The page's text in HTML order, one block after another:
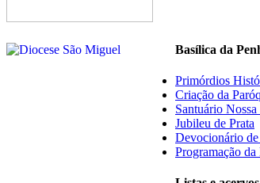
Basílica da
Primórdios
Criação da
Santuário Nossa
Jubileu de Prata
Devocionário
Programação da